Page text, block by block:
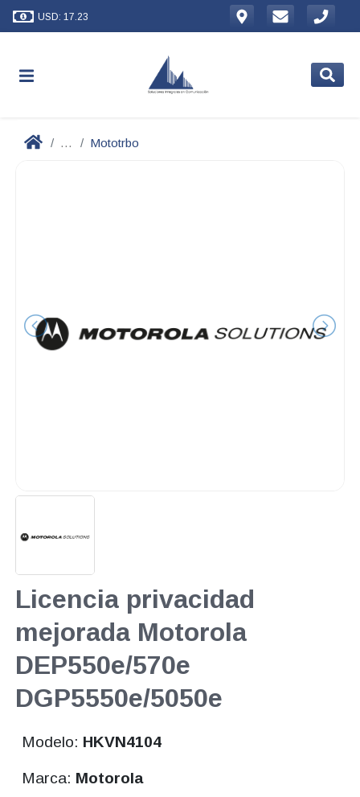
USD: 17.23
... Mototrbo
Licencia privacidad
mejorada Motorola
DEP550e/570e
DGP5550e/5050e
Modelo: HKVN4104
Marca: Motorola